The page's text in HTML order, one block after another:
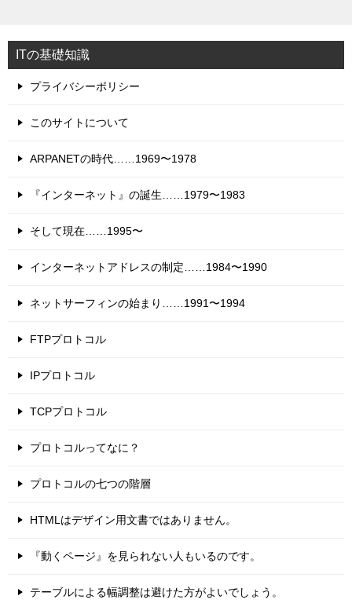
ITの基礎知識
プライバシーポリシー
このサイトについて
ARPANETの時代……1969〜1978
『インターネット』の誕生……1979〜1983
そして現在……1995〜
インターネットアドレスの制定……1984〜1990
ネットサーフィンの始まり……1991〜1994
FTPプロトコル
IPプロトコル
TCPプロトコル
プロトコルってなに？
プロトコルの七つの階層
HTMLはデザイン用文書ではありません。
『動くページ』を見られない人もいるのです。
テーブルによる幅調整は避けた方がよいでしょう。